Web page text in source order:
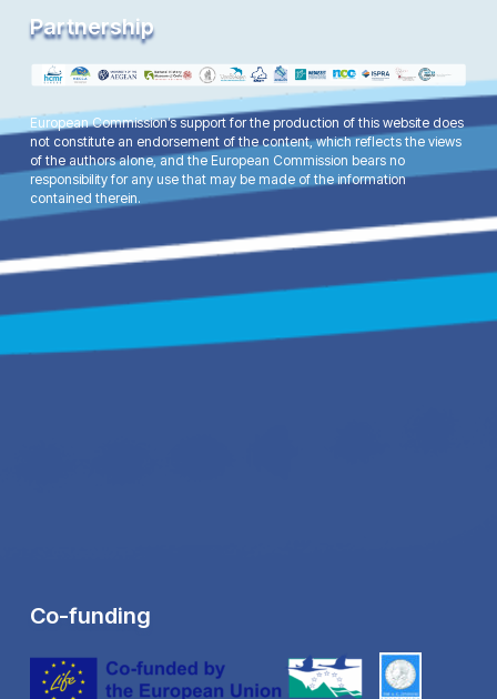
Partnership
European Commission’s support for the production of this website does
not constitute an endorsement of the content, which reflects the views
of the authors alone, and the European Commission bears no
responsibility for any use that may be made of the information
contained therein.
Co-funding